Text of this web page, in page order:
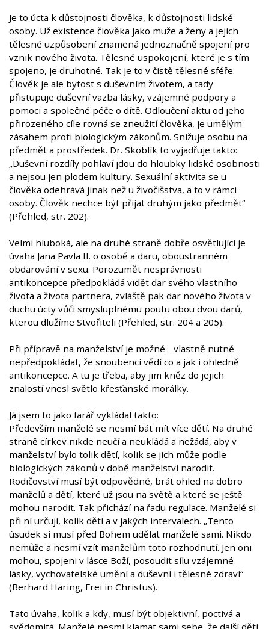
Je to úcta k důstojnosti člověka, k důstojnosti lidské
osoby. Už existence člověka jako muže a ženy a jejich
tělesné uzpůsobení znamená jednoznačně spojení pro
vznik nového života. Tělesné uspokojení, které je s tím
spojeno, je druhotné. Tak je to v čistě tělesné sféře.
Člověk je ale bytost s duševním životem, a tady
přistupuje duševní vazba lásky, vzájemné podpory a
pomoci a společné péče o dítě. Odloučení aktu od jeho
přirozeného cíle rovná se zneužití člověka, je umělým
zásahem proti biologickým zákonům. Snižuje osobu na
předmět a prostředek. Dr. Skoblík to vyjadřuje takto:
„Duševní rozdíly pohlaví jdou do hloubky lidské osobnosti
a nejsou jen plodem kultury. Sexuální aktivita se u
člověka odehrává jinak než u živočišstva, a to v rámci
osoby. Člověk nechce být přijat druhým jako předmět“
(Přehled, str. 202).
Velmi hluboká, ale na druhé straně dobře osvětlující je
úvaha Jana Pavla II. o osobě a daru, oboustranném
obdarování v sexu. Porozumět nesprávnosti
antikoncepce předpokládá vidět dar svého vlastního
života a života partnera, zvláště pak dar nového života v
duchu úcty vůči smysluplnému poutu obou dvou darů,
kterou dlužíme Stvořiteli (Přehled, str. 204 a 205).
Při přípravě na manželství je možné - vlastně nutné -
nepředpokládat, že snoubenci vědí co a jak i ohledně
antikoncepce. A tu je třeba, aby jim kněz do jejich
znalostí vnesl světlo křesťanské morálky.
Já jsem to jako farář vykládal takto:
Především manželé se nesmí bát mít více dětí. Na druhé
straně církev nikde neučí a neukládá a nežádá, aby v
manželství bylo tolik dětí, kolik se jich může podle
biologických zákonů v době manželství narodit.
Rodičovství musí být odpovědné, brát ohled na dobro
manželů a dětí, které už jsou na světě a které se ještě
mohou narodit. Tak přichází na řadu regulace. Manželé si
při ní určují, kolik dětí a v jakých intervalech. „Tento
úsudek si musí před Bohem udělat manželé sami. Nikdo
nemůže a nesmí vzít manželům toto rozhodnutí. Jen oni
mohou, spojeni v lásce Boží, posoudit sílu vzájemné
lásky, vychovatelské umění a duševní i tělesné zdraví“
(Berhard Häring, Frei in Christus).
Tato úvaha, kolik a kdy, musí být objektivní, poctivá a
svědomitá. Manželé nesmí klamat sami sebe, že další děti